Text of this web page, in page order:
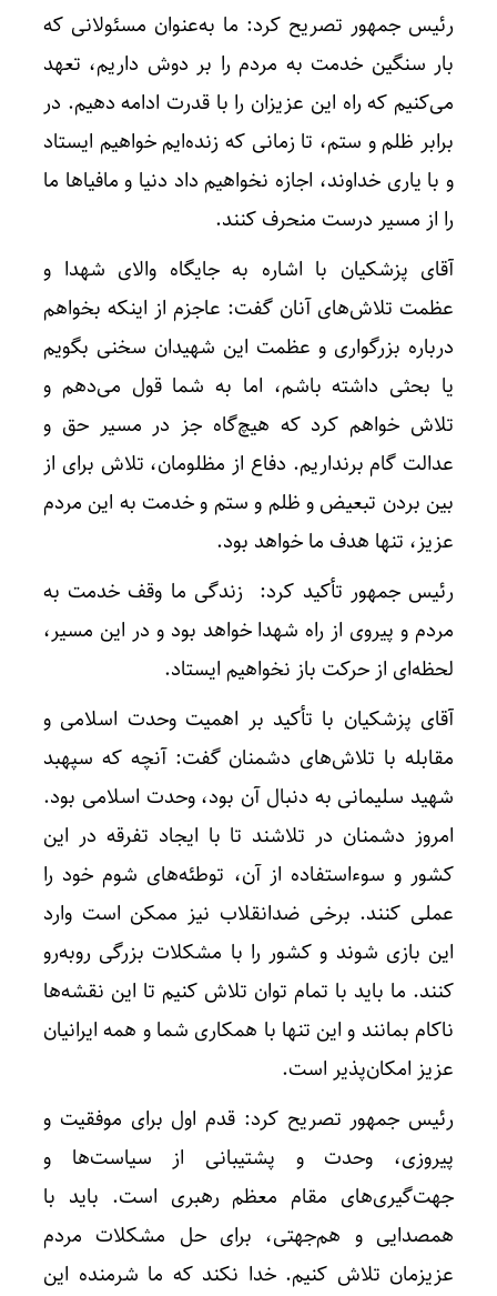
رئیس جمهور تصریح کرد: ما به‌عنوان مسئولانی که
بار سنگین خدمت به مردم را بر دوش داریم، تعهد
می‌کنیم که راه این عزیزان را با قدرت ادامه دهیم. در
برابر ظلم و ستم، تا زمانی که زنده‌ایم خواهیم ایستاد
و با یاری خداوند، اجازه نخواهیم داد دنیا و مافیاها ما
را از مسیر درست منحرف کنند.
آقای پزشکیان با اشاره به جایگاه والای شهدا و
عظمت تلاش‌های آنان گفت: عاجزم از اینکه بخواهم
درباره بزرگواری و عظمت این شهیدان سخنی بگویم
یا بحثی داشته باشم، اما به شما قول می‌دهم و
تلاش خواهم کرد که هیچ‌گاه جز در مسیر حق و
عدالت گام برنداریم. دفاع از مظلومان، تلاش برای از
بین بردن تبعیض و ظلم و ستم و خدمت به این مردم
عزیز، تنها هدف ما خواهد بود.
رئیس جمهور تأکید کرد: زندگی ما وقف خدمت به
مردم و پیروی از راه شهدا خواهد بود و در این مسیر،
لحظه‌ای از حرکت باز نخواهیم ایستاد.
آقای پزشکیان با تأکید بر اهمیت وحدت اسلامی و
مقابله با تلاش‌های دشمنان گفت: آنچه که سپهبد
شهید سلیمانی به دنبال آن بود، وحدت اسلامی بود.
امروز دشمنان در تلاشند تا با ایجاد تفرقه در این
کشور و سوءاستفاده از آن، توطئه‌های شوم خود را
عملی کنند. برخی ضدانقلاب نیز ممکن است وارد
این بازی شوند و کشور را با مشکلات بزرگی روبه‌رو
کنند. ما باید با تمام توان تلاش کنیم تا این نقشه‌ها
ناکام بمانند و این تنها با همکاری شما و همه ایرانیان
عزیز امکان‌پذیر است.
رئیس جمهور تصریح کرد: قدم اول برای موفقیت و
پیروزی، وحدت و پشتیبانی از سیاست‌ها و
جهت‌گیری‌های مقام معظم رهبری است. باید با
همصدایی و هم‌جهتی، برای حل مشکلات مردم
عزیزمان تلاش کنیم. خدا نکند که ما شرمنده این